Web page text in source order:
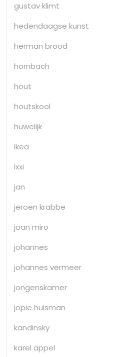
gustav klimt
hedendaagse kunst
herman brood
hornbach
hout
houtskool
huwelijk
ikea
ixxi
jan
jeroen krabbe
joan miro
johannes
johannes vermeer
jongenskamer
jopie huisman
kandinsky
karel appel